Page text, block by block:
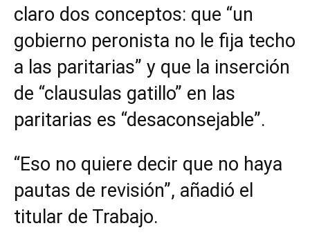
claro dos conceptos: que “un
gobierno peronista no le fija techo
a las paritarias” y que la inserción
de “clausulas gatillo” en las
paritarias es “desaconsejable”.
“Eso no quiere decir que no haya
pautas de revisión”, añadió el
titular de Trabajo.